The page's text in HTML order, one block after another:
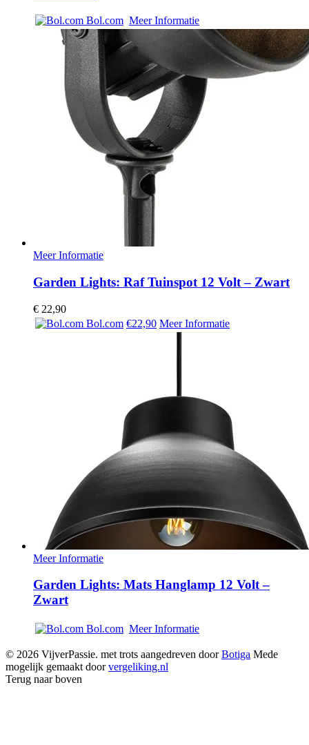
Bol.com Meer Informatie
Meer Informatie
Garden Lights: Raf Tuinspot 12 Volt – Zwart
€ 22,90
Bol.com €22,90 Meer Informatie
Meer Informatie
Garden Lights: Mats Hanglamp 12 Volt –
Zwart
Bol.com Meer Informatie
© 2026 VijverPassie. met trots aangedreven doorBotiga Mede
mogelijk gemaakt doorvergeliking.nl
Terug naar boven